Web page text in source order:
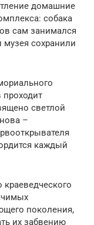
домашние
собака
сам занимался
музея сохранили
проходит
светлой
–
каждый
краеведческого
поколения,
их забвению